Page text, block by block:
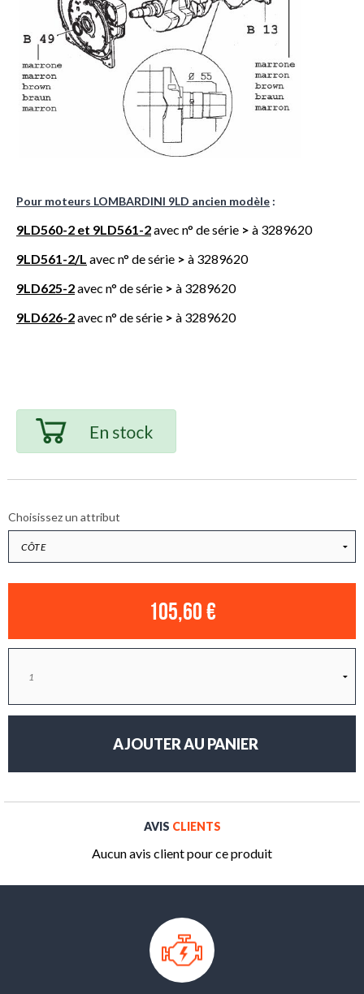
Pour moteurs LOMBARDINI 9LD ancien modèle :
9LD560-2 et 9LD561-2avec n° de série > à 3289620
9LD561-2/L avec n° de série > à 3289620
9LD625-2avec n° de série > à 3289620
9LD626-2avec n° de série > à 3289620
Choisissez un attribut
105,60 €
AVIS CLIENTS
Aucun avis client pour ce produit